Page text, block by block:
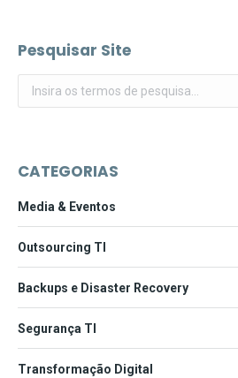
Pesquisar Site
Pesquisar:
CATEGORIAS
Media & Eventos
Outsourcing TI
Backups e Disaster Recovery
Segurança TI
Transformação Digital